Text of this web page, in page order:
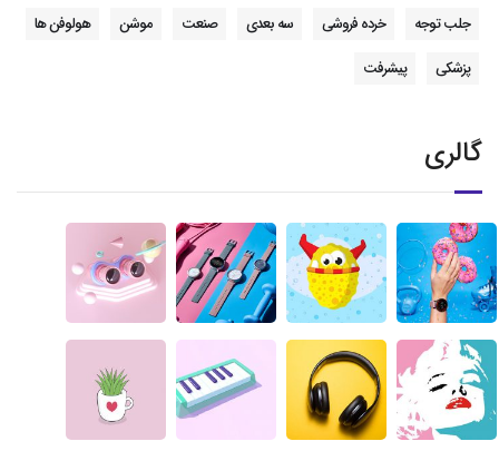
جلب توجه
خرده فروشی سه بعدی صنعت موشن
هولوفن ها
پزشکی
پیشرفت
گالری